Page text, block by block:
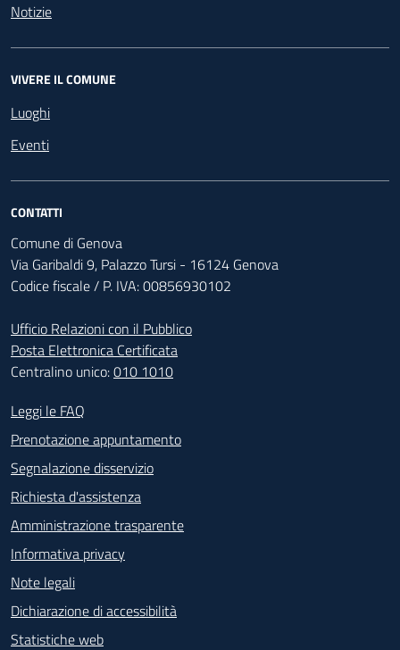
Notizie
VIVERE IL COMUNE
Luoghi
Eventi
CONTATTI
Comune di Genova
Via Garibaldi 9, Palazzo Tursi - 16124 Genova
Codice fiscale / P. IVA: 00856930102
Ufficio Relazioni con il Pubblico
Posta Elettronica Certificata
Centralino unico:010 1010
Footer - Contatti
Leggi le FAQ
Prenotazione appuntamento
Segnalazione disservizio
Richiesta d'assistenza
Amministrazione trasparente
Informativa privacy
Note legali
Dichiarazione di accessibilità
Statistiche web